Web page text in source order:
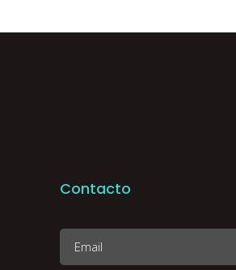
Contacto